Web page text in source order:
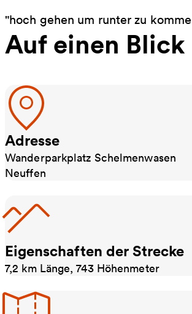
"hoch gehen um runter zu
Auf einen Blick
Adresse
Wanderparkplatz Schelmenwasen
Neuffen
Eigenschaften der Strecke
7,2 km Länge, 743 Höhenmeter